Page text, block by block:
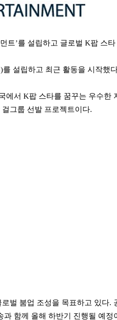
트’를 설립하고 글로벌 K팝 스
설립하고 최근 활동을 시작했
에서 K팝 스타를 꿈꾸는 우수한
그룹 선발 프로젝트이다.
벌 붐업 조성을 목표하고 있다.
함께 올해 하반기 진행될 예정